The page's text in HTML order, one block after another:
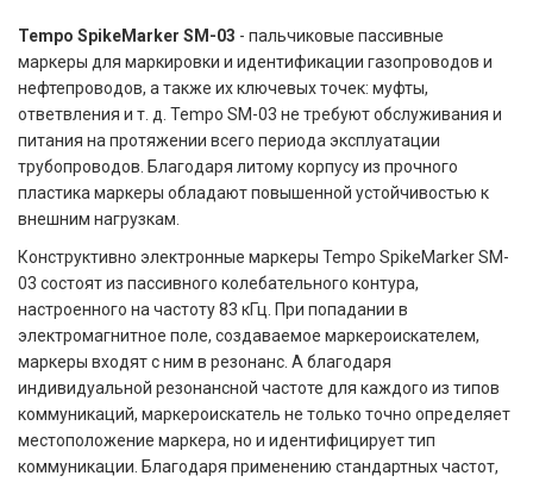
Tempo SpikeMarker SM-03 - пальчиковые пассивные
маркеры для маркировки и идентификации газопроводов и
нефтепроводов, а также их ключевых точек: муфты,
ответвления и т. д. Tempo SM-03 не требуют обслуживания и
питания на протяжении всего периода эксплуатации
трубопроводов. Благодаря литому корпусу из прочного
пластика маркеры обладают повышенной устойчивостью к
внешним нагрузкам.
Конструктивно электронные маркеры Tempo SpikeMarker SM-
03 состоят из пассивного колебательного контура,
настроенного на частоту 83 кГц. При попадании в
электромагнитное поле, создаваемое маркероискателем,
маркеры входят с ним в резонанс. А благодаря
индивидуальной резонансной частоте для каждого из типов
коммуникаций, маркероискатель не только точно определяет
местоположение маркера, но и идентифицирует тип
коммуникации. Благодаря применению стандартных частот,